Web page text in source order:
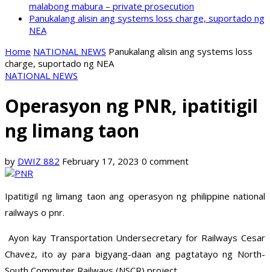
malabong mabura – private prosecution
Panukalang alisin ang systems loss charge, suportado ng
NEA
Home NATIONAL NEWS Panukalang alisin ang systems loss
charge, suportado ng NEA
NATIONAL NEWS
Operasyon ng PNR, ipatitigil
ng limang taon
by DWIZ 882 February 17, 2023 0 comment
Ipatitigil ng limang taon ang operasyon ng philippine national
railways o pnr.
Ayon kay Transportation Undersecretary for Railways Cesar
Chavez, ito ay para bigyang-daan ang pagtatayo ng North-